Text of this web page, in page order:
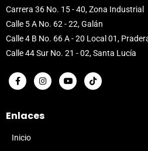
Carrera 36 No. 15 - 40, Zona Industrial
Calle 5 A No. 62 - 22, Galán
Calle 4 B No. 66 A - 20 Local 01,
Calle 44 Sur No. 21 - 02, Santa Lucía
Enlaces
Inicio